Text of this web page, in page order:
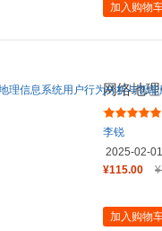
加入购物
网络地
务
李锐
2025-02-01
¥115.00
加入购物